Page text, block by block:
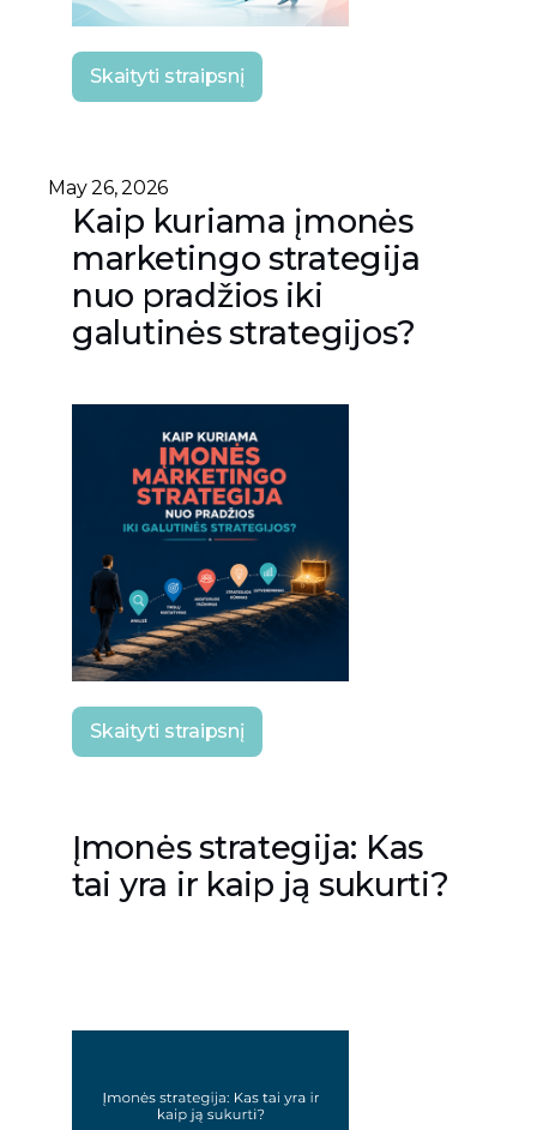
Skaityti straipsnį
May 26, 2026
Kaip kuriama įmonės
marketingo strategija
nuo pradžios iki
galutinės strategijos?
Skaityti straipsnį
Įmonės strategija: Kas
tai yra ir kaip ją sukurti?